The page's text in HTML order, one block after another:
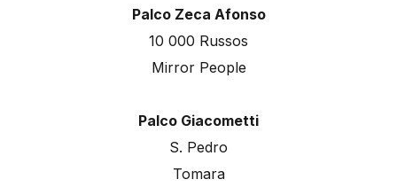
Palco Zeca Afonso
10 000 Russos
Mirror People
Palco Giacometti
S. Pedro
Tomara